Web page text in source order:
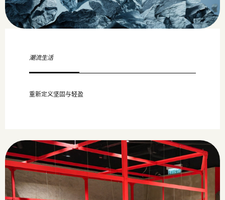
潮流生活
重新定义坚固与轻盈